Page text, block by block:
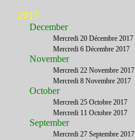
2017
December
Mercredi 20 Décembre 2017
Mercredi 6 Décembre 2017
November
Mercredi 22 Novembre 2017
Mercredi 8 Novembre 2017
October
Mercredi 25 Octobre 2017
Mercredi 11 Octobre 2017
September
Mercredi 27 Septembre 2017